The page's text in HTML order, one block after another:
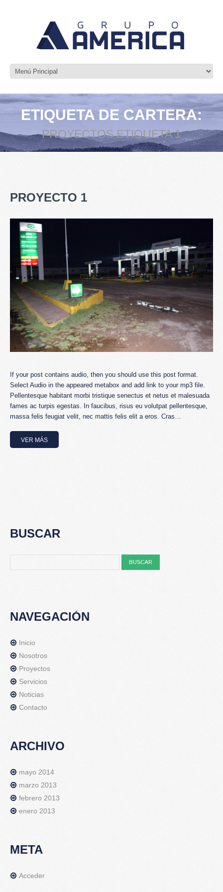
ETIQUETA DE CARTERA:
PROYECTOS ETIQUETA 1
PROYECTO 1
If your post contains audio, then you should use this post format.
Select Audio in the appeared metabox and add link to your mp3 file.
Pellentesque habitant morbi tristique senectus et netus et malesuada
fames ac turpis egestas. In faucibus, risus eu volutpat pellentesque,
massa felis feugiat velit, nec mattis felis elit a eros. Cras…
VER MÁS
BUSCAR
NAVEGACIÓN
Inicio
Nosotros
Proyectos
Servicios
Noticias
Contacto
ARCHIVO
mayo 2014
marzo 2013
febrero 2013
enero 2013
META
Acceder